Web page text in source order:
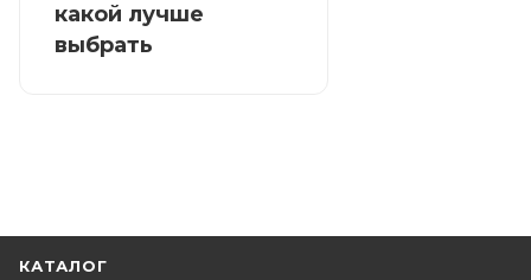
какой лучше
выбрать
КАТАЛОГ